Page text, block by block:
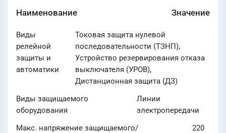
Наименование Значение
Виды
релейной
защиты и
автоматики
Токовая защита нулевой
последовательности (ТЗНП),
Устройство резервирования отказа
выключателя (УРОВ),
Дистанционная защита (ДЗ)
Виды защищаемого
оборудования
Линии
электропередачи
Макс. напряжение защищаемого/
220